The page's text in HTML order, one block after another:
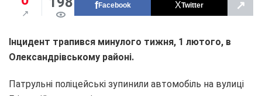
Facebook Twitter ↗
Інцидент трапився минулого тижня, 1 лютого, в
Олександрівському районі.
Патрульні поліцейські зупинили автомобіль на вулиці